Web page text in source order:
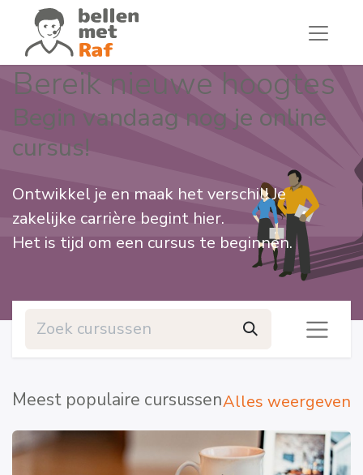
Bereik nieuwe hoogtes
Begin vandaag nog je online
cursus!
Ontwikkel je en maak het verschil! Je
zakelijke carrière begint hier.
Het is tijd om een cursus te beginnen.
Alles weergeven
Meest populaire cursussen